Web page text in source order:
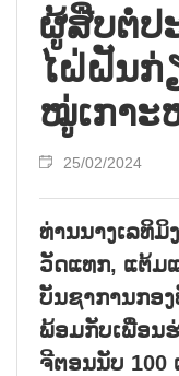
ຜູ້ສືບຕໍ່ປ
ໄຝ່ຝັນກ່
ໝູ່ເກາະ
25/02/2024
ທ່ານນາງເລທິ
ວັດແທກ, ແຕ້ມ
ບັນຊາການກອ
ພ້ອມກັບເພື່ອນ
ຈີຕອນນັບ